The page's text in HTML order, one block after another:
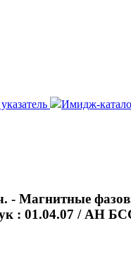
Имидж-
Магнитные
: 01.04.07 / АН